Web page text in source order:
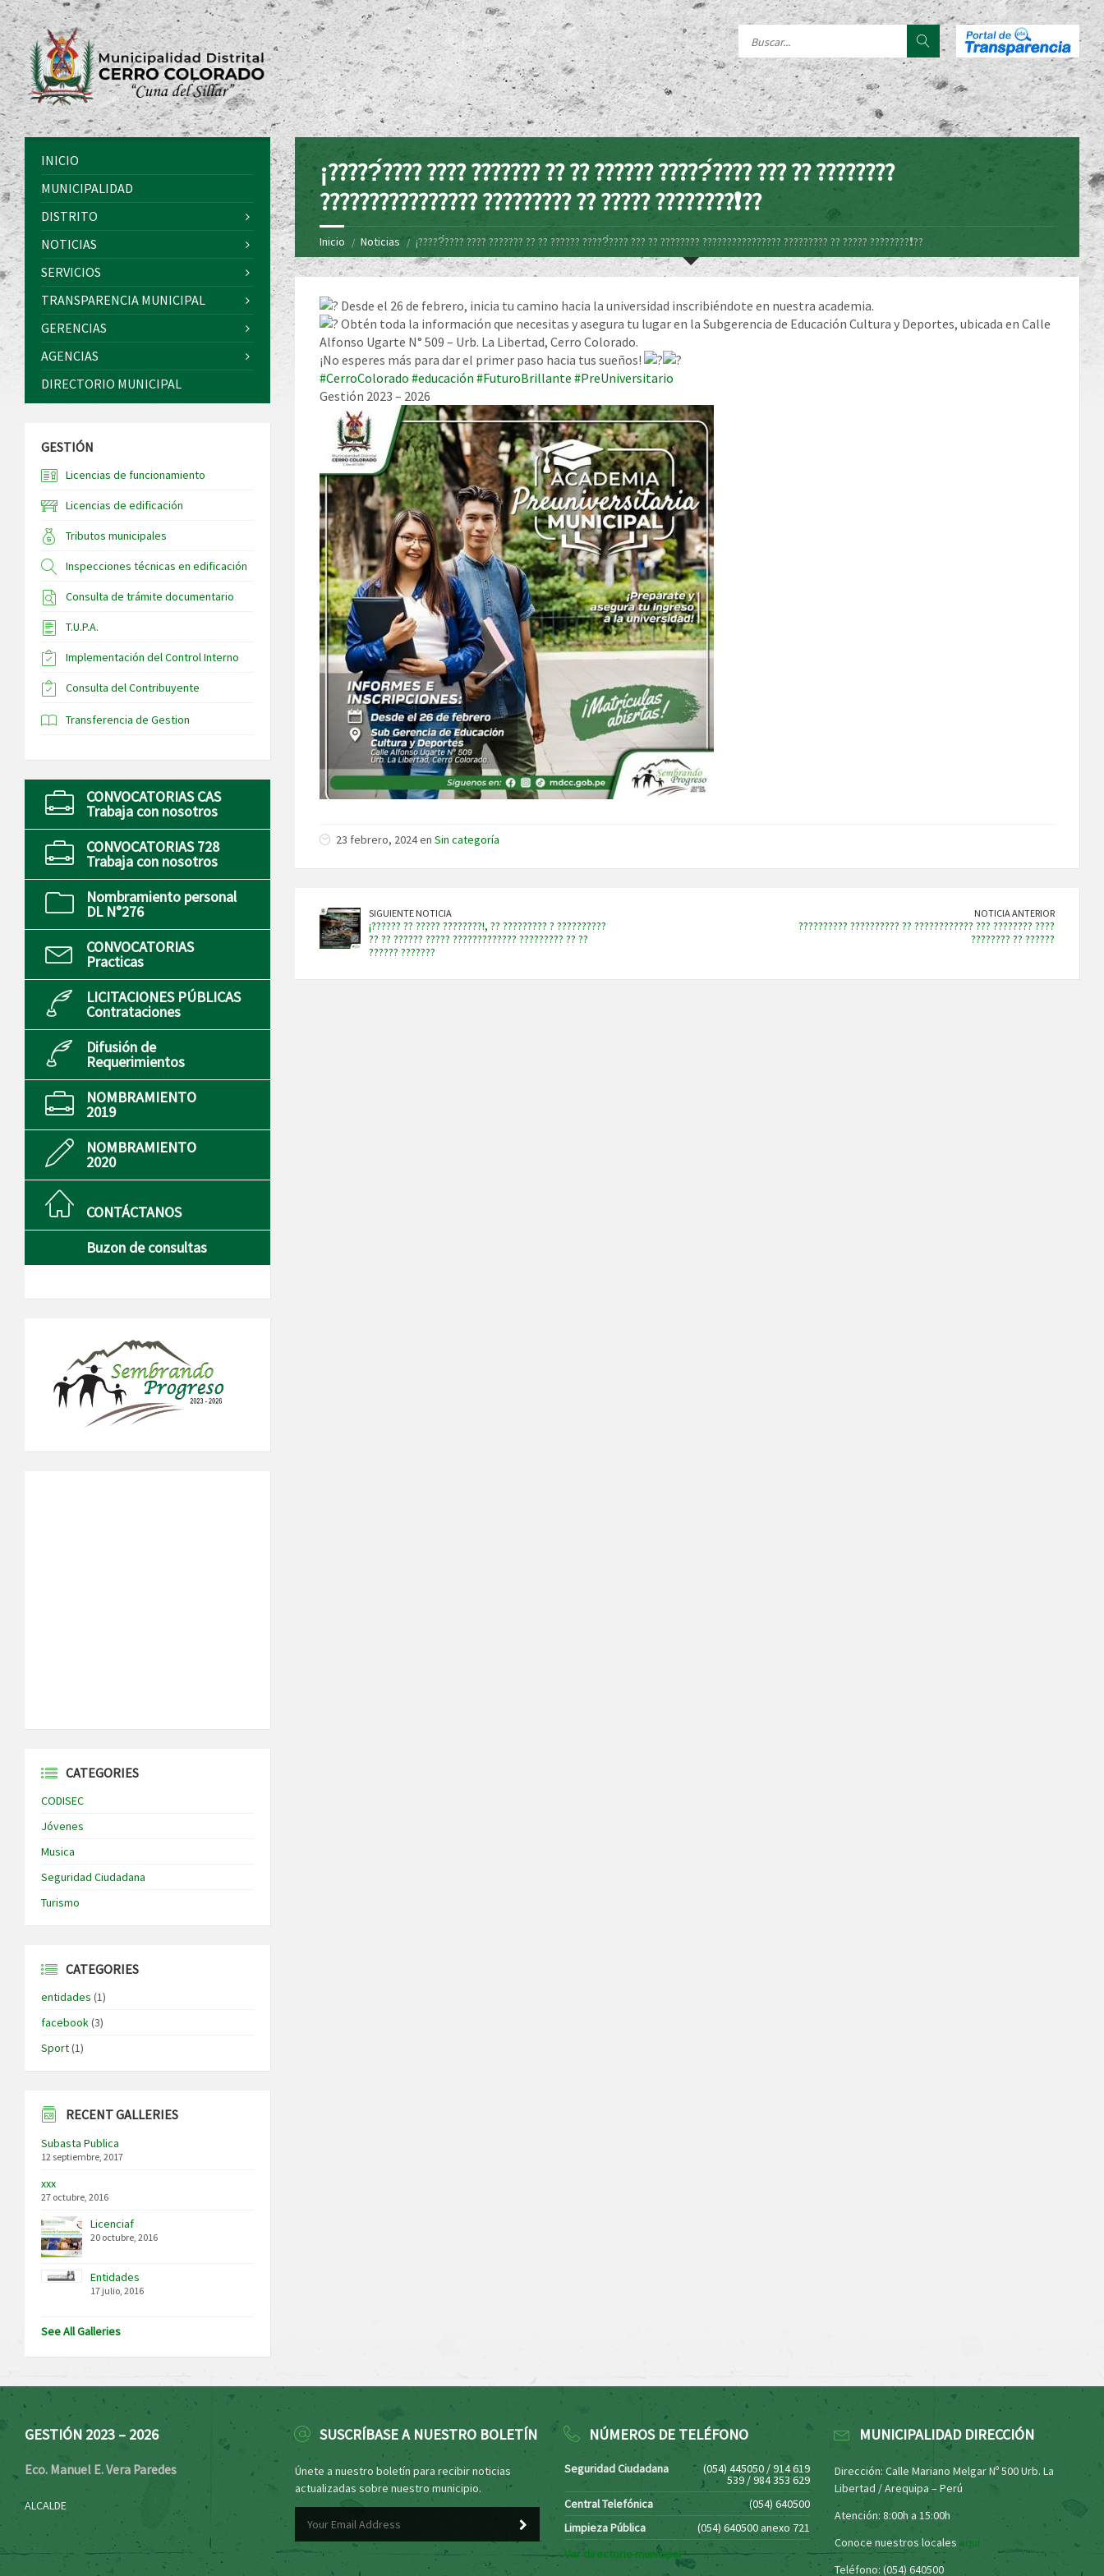
¡?????́???? ???? ??????? ?? ?? ?????? ?????́???? ??? ?? ????????
???????????????? ????????? ?? ????? ????????❗??
Inicio Noticias ¡?????́???? ???? ??????? ?? ?? ?????? ?????́???? ??? ?? ???????? ???????????????? ????????? ?? ????? ????????❗??
Desde el 26 de febrero, inicia tu camino hacia la universidad inscribiéndote en nuestra academia.
Obtén toda la información que necesitas y asegura tu lugar en la Subgerencia de Educación Cultura y Deportes, ubicada en Calle
Alfonso Ugarte N° 509 – Urb. La Libertad, Cerro Colorado.
¡No esperes más para dar el primer paso hacia tus sueños!
#CerroColorado #educación #FuturoBrillante #PreUniversitario
Gestión 2023 – 2026
23 febrero, 2024 en Sin categoría
SIGUIENTE NOTICIA
¡?????? ?? ????? ????????!, ?? ????????? ? ??????????
?? ?? ?????? ????? ????????????? ????????? ?? ??
?????? ???????
NOTICIA ANTERIOR
?????????? ?????????? ?? ???????????? ??? ???????? ????
???????? ?? ??????
INICIO
MUNICIPALIDAD
DISTRITO
NOTICIAS
SERVICIOS
TRANSPARENCIA MUNICIPAL
GERENCIAS
AGENCIAS
DIRECTORIO MUNICIPAL
GESTIÓN
Licencias de funcionamiento
Licencias de edificación
Tributos municipales
Inspecciones técnicas en edificación
Consulta de trámite documentario
T.U.P.A.
Implementación del Control Interno
Consulta del Contribuyente
Transferencia de Gestion
CONVOCATORIAS CAS
Trabaja con nosotros
CONVOCATORIAS 728
Trabaja con nosotros
Nombramiento personal
DL N°276
CONVOCATORIAS
Practicas
LICITACIONES PÚBLICAS
Contrataciones
Difusión de
Requerimientos
NOMBRAMIENTO
2019
NOMBRAMIENTO
2020
CONTÁCTANOS
Buzon de consultas
CATEGORIES
CODISEC
Jóvenes
Musica
Seguridad Ciudadana
Turismo
CATEGORIES
entidades (1)
facebook(3)
Sport(1)
RECENT GALLERIES
Subasta Publica
12 septiembre, 2017
xxx
27 octubre, 2016
Licenciaf
20 octubre, 2016
Entidades
17 julio, 2016
See All Galleries
GESTIÓN 2023 – 2026
Eco. Manuel E. Vera Paredes
ALCALDE
SUSCRÍBASE A NUESTRO BOLETÍN
Únete a nuestro boletín para recibir noticias
actualizadas sobre nuestro municipio.
NÚMEROS DE TELÉFONO
Seguridad Ciudadana (054) 445050 / 914 619
539 / 984 353 629
Central Telefónica
(054) 640500
Limpieza Pública
(054) 640500 anexo 721
Ver directorio municipal
MUNICIPALIDAD DIRECCIÓN
Dirección: Calle Mariano Melgar Nº 500 Urb. La
Libertad / Arequipa – Perú
Atención: 8:00h a 15:00h
Conoce nuestros locales aquí
Teléfono: (054) 640500